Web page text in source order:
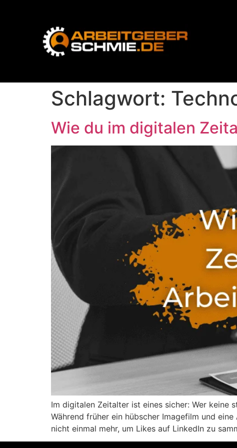
Schlagwort:
Wie du im digitalen
Im digitalen Zeitalter ist eines sicher: Wer keine
Während früher ein hübscher Imagefilm und
nicht einmal mehr, um Likes auf LinkedIn zu